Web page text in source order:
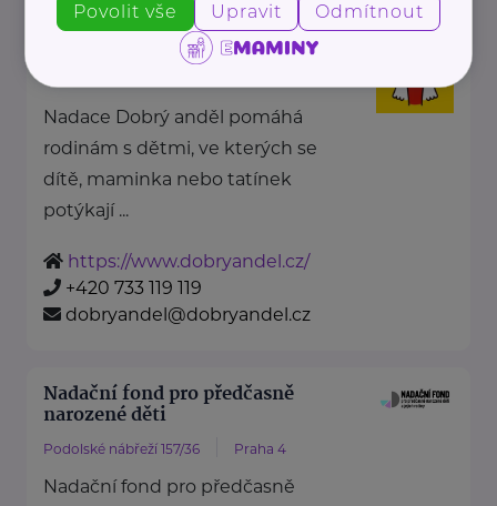
Nadace Dobrý anděl
Holečkova 3331/37
Nadace Dobrý anděl pomáhá
rodinám s dětmi, ve kterých se
dítě, maminka nebo tatínek
potýkají ...
https://www.dobryandel.cz/
+420 733 119 119
dobryandel@dobryandel.cz
Nadační fond pro předčasně
narozené děti
Podolské nábřeží 157/36 Praha 4
Nadační fond pro předčasně
Povolit vše Upravit Odmítnout